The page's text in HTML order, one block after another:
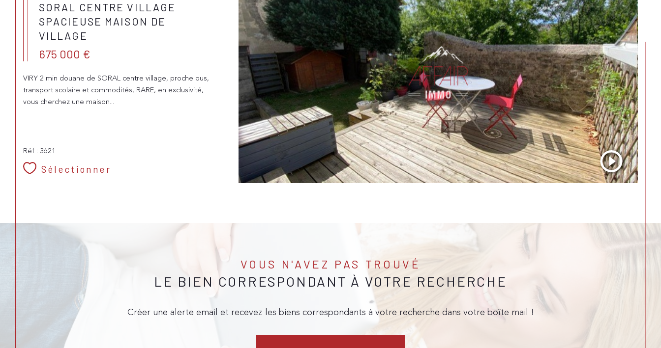
SORAL CENTRE VILLAGE
SPACIEUSE MAISON DE
VILLAGE
675 000 €
VIRY 2 min douane de SORAL centre village, proche bus,
transport scolaire et commodités, RARE, en exclusivité,
vous cherchez une maison...
Réf : 3621
Sélectionner
VOUS N'AVEZ PAS TROUVÉ
LE BIEN CORRESPONDANT À VOTRE RECHERCHE
Créer une alerte email et recevez les biens correspondants à votre recherche dans votre boîte mail !